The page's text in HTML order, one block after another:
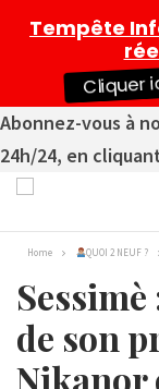
Abonnez-vous à
24h/24, en
Home QUOI 2 NEUF ?
de son
Nikanor
Tempête
Cliquer